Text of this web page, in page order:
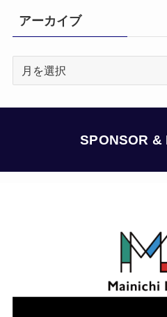
アーカイブ
SPONSOR &